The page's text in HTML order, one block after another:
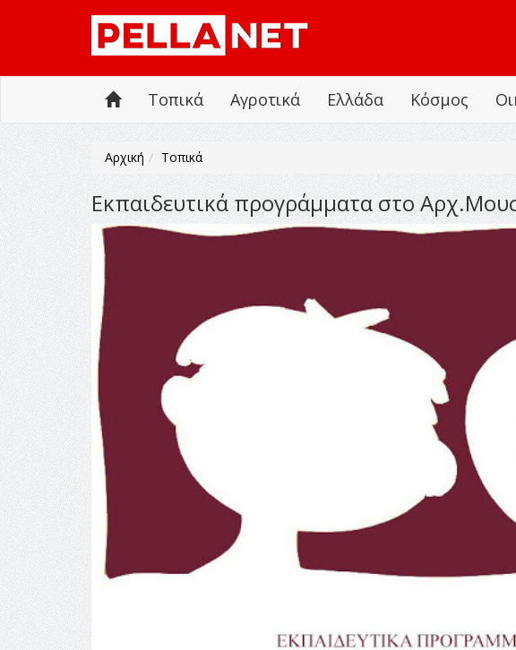
Τοπικά Αγροτικά Ελλάδα Κόσμος
Αρχική Τοπικά
Εκπαιδευτικά προγράμματα στο